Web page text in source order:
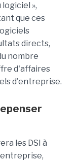
»,
que ces
directs,
nombre
d'affaires
d'entreprise.
les DSI à